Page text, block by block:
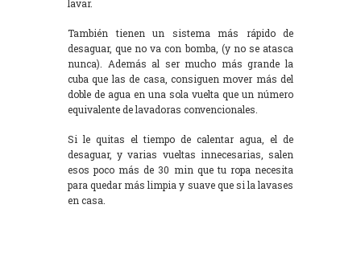
lavar.
También tienen un sistema más rápido de
desaguar, que no va con bomba, (y no se atasca
nunca). Además al ser mucho más grande la
cuba que las de casa, consiguen mover más del
doble de agua en una sola vuelta que un número
equivalente de lavadoras convencionales.
Si le quitas el tiempo de calentar agua, el de
desaguar, y varias vueltas innecesarias, salen
esos poco más de 30 min que tu ropa necesita
para quedar más limpia y suave que si la lavases
en casa.